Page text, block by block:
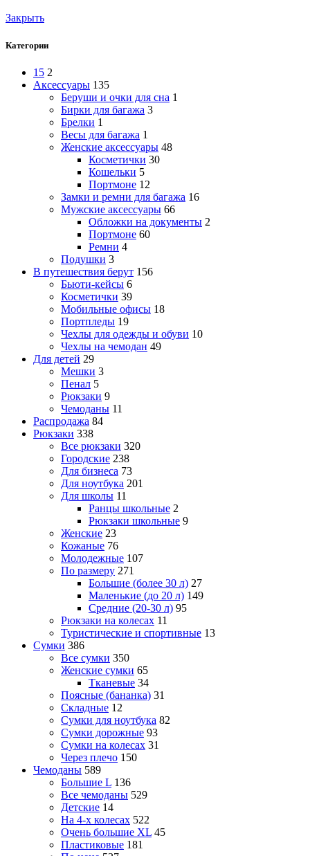
Закрыть
Категории
15 2
Аксессуары 135
Беруши и очки для сна 1
Бирки для багажа 3
Брелки 1
Весы для багажа 1
Женские аксессуары 48
Косметички 30
Кошельки 5
Портмоне 12
Замки и ремни для багажа 16
Мужские аксессуары 66
Обложки на документы 2
Портмоне 60
Ремни 4
Подушки 3
В путешествия берут 156
Бьюти-кейсы 6
Косметички 39
Мобильные офисы 18
Портпледы 19
Чехлы для одежды и обуви 10
Чехлы на чемодан 49
Для детей 29
Мешки 3
Пенал 5
Рюкзаки 9
Чемоданы 11
Распродажа 84
Рюкзаки 338
Все рюкзаки 320
Городские 238
Для бизнеса 73
Для ноутбука 201
Для школы 11
Ранцы школьные 2
Рюкзаки школьные 9
Женские 23
Кожаные 76
Молодежные 107
По размеру 271
Большие (более 30 л) 27
Маленькие (до 20 л) 149
Средние (20-30 л) 95
Рюкзаки на колесах 11
Туристические и спортивные 13
Сумки 386
Все сумки 350
Женские сумки 65
Тканевые 34
Поясные (бананка) 31
Складные 12
Сумки для ноутбука 82
Сумки дорожные 93
Сумки на колесах 31
Через плечо 150
Чемоданы 589
Большие L 136
Все чемоданы 529
Детские 14
На 4-х колесах 522
Очень большие XL 45
Пластиковые 181